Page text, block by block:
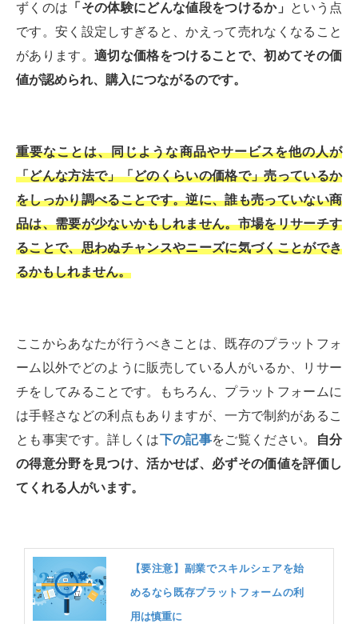
ずくのは 「その体験にどんな値段をつけるか」
という点
です。安く設定しすぎると、かえって売れなくなること
があります。 適切な価格をつけることで、初めてその価
値が認められ、購入につながるのです。
重要なことは、同じような商品やサービスを他の人が
「どんな方法で」「どのくらいの価格で」売っているか
をしっかり調べることです。逆に、誰も売っていない商
品は、需要が少ないかもしれません。市場をリサーチす
ることで、思わぬチャンスやニーズに気づくことができ
るかもしれません。
ここからあなたが行うべきことは、既存のプラットフォ
ーム以外でどのように販売している人がいるか、リサー
チをしてみることです。もちろん、プラットフォームに
は手軽さなどの利点もありますが、一方で制約があるこ
とも事実です。詳しくは下の記事をご覧ください。
自分
の得意分野を見つけ、活かせば、必ずその価値を評価し
てくれる人がいます。
【要注意】副業でスキルシェアを始
めるなら既存プラットフォームの利
用は慎重に